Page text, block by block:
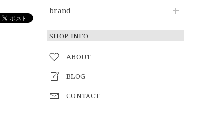
brand
SHOP INFO
ABOUT
BLOG
CONTACT